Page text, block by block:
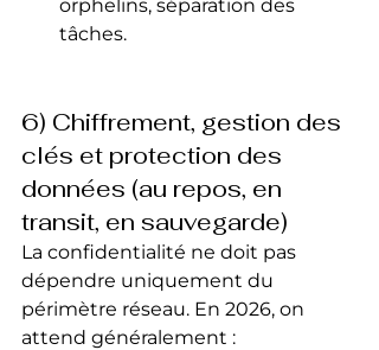
orphelins, séparation des
tâches.
6) Chiffrement, gestion des
clés et protection des
données (au repos, en
transit, en sauvegarde)
La confidentialité ne doit pas
dépendre uniquement du
périmètre réseau. En 2026, on
attend généralement :